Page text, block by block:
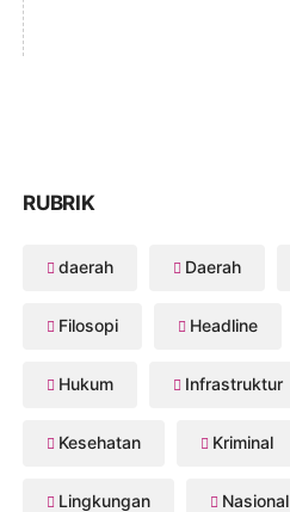
RUBRIK
daerah Daerah
Filosopi Headline
Hukum Infrastruktur
Kesehatan Kriminal
Lingkungan Nasional